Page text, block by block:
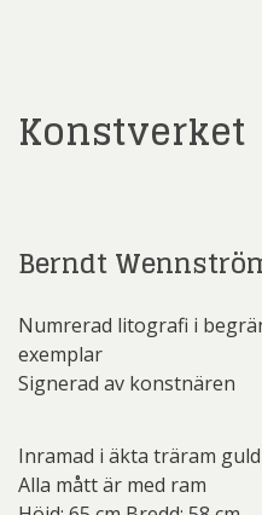
Konstverket
Berndt
Numrerad litografi i
exemplar
Signerad av konstnären
Inramad i äkta träram guld
Alla mått är med ram